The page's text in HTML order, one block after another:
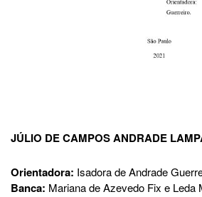
JÚLIO DE CAMPOS ANDRADE
Orientadora: Isadora de Andrade
Banca: Mariana de Azevedo Fix e Leda